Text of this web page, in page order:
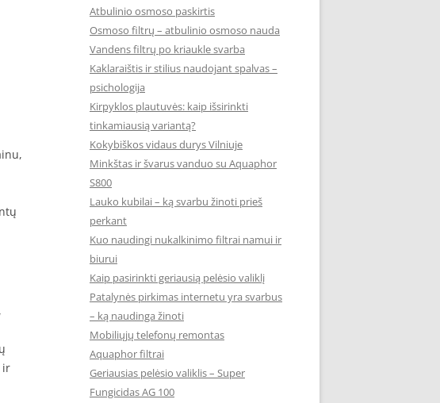
ir
Atbulinio osmoso paskirtis
Osmoso filtrų – atbulinio osmoso nauda
Vandens filtrų po kriaukle svarba
Kaklaraištis ir stilius naudojant spalvas –
psichologija
Kirpyklos plautuvės: kaip išsirinkti
tinkamiausią variantą?
Kokybiškos vidaus durys Vilniuje
Minkštas ir švarus vanduo su Aquaphor
S800
Lauko kubilai – ką svarbu žinoti prieš
perkant
Kuo naudingi nukalkinimo filtrai namui ir
biurui
Kaip pasirinkti geriausią pelėsio valiklį
Patalynės pirkimas internetu yra svarbus
– ką naudinga žinoti
Mobiliųjų telefonų remontas
Aquaphor filtrai
Geriausias pelėsio valiklis – Super
Fungicidas AG 100